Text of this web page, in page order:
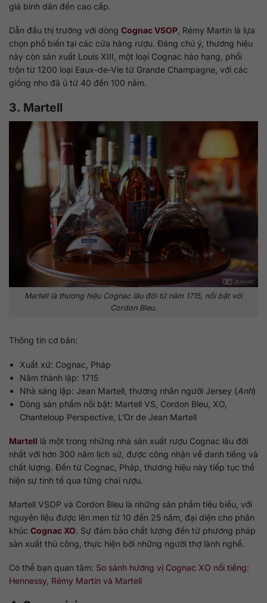
giá bình dân đến cao cấp.
Dẫn đầu thị trường với dòng Cognac VSOP , Rémy Martin là lựa
chọn phổ biến tại các cửa hàng rượu. Đáng chú ý, thương hiệu
này còn sản xuất Louis XIII, một loại Cognac hảo hạng, phối
trộn từ 1200 loại Eaux-de-Vie từ Grande Champagne, với các
giống nho đã ủ từ 40 đến 100 năm.
3. Martell
Martell là thương hiệu Cognac lâu đời từ năm 1715, nổi bật với
Cordon Bleu.
Thông tin cơ bản:
Xuất xứ: Cognac, Pháp
Năm thành lập: 1715
Nhà sáng lập: Jean Martell, thương nhân người Jersey (Anh)
Dòng sản phẩm nổi bật: Martell VS, Cordon Bleu, XO,
Chanteloup Perspective, L’Or de Jean Martell
Martell là một trong những nhà sản xuất rượu Cognac lâu đời
nhất với hơn 300 năm lịch sử, được công nhận về danh tiếng và
chất lượng. Đến từ Cognac, Pháp, thương hiệu này tiếp tục thể
hiện sự tinh tế qua từng chai rượu.
Martell VSOP và Cordon Bleu là những sản phẩm tiêu biểu, với
nguyên liệu được lên men từ 10 đến 25 năm, đại diện cho phân
khúc Cognac XO. Sự đảm bảo chất lượng đến từ phương pháp
sản xuất thủ công, thực hiện bởi những người thợ lành nghề.
Có thể bạn quan tâm: So sánh hương vị Cognac XO nổi tiếng:
Hennessy, Rémy Martin và Martell